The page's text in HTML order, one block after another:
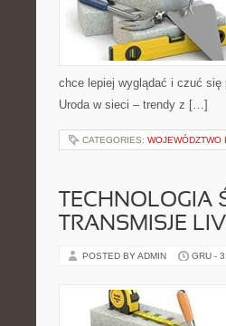
chce lepiej wyglądać i czuć się
Uroda w sieci – trendy z […]
CATEGORIES: WOJEWÓDZTWO
TECHNOLOGIA
TRANSMISJE
POSTED BY ADMIN GRU -